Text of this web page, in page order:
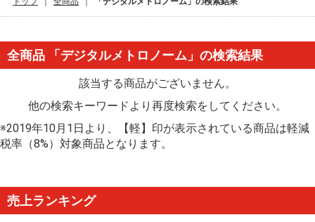
increased BUN%2FCreatinine ratio
Chi%27s Sweet Home mangaupdate
%E5%B0%8F%E8%A6%8B%E5%B7%9D
%E5%BC%81%E5%BD%93
%E4%B8%8A%E5%85%AC
%E0%B8%84%E0%B8%B7%E0%B8%AD
%E5%A0%80%E5%86%85%E4%B8%80%E4%BA%BA
%D7%9E%D7%AA%D7%9B%D7%95%D7%9F
全商品 「デジタルメトロノーム」の検索結果
該当する商品がございません。
他の検索キーワードより再度検索をしてください。
※2019年10月1日より、【軽】印が表示されている商品は軽減
税率（8%）対象商品となります。
売上ランキング